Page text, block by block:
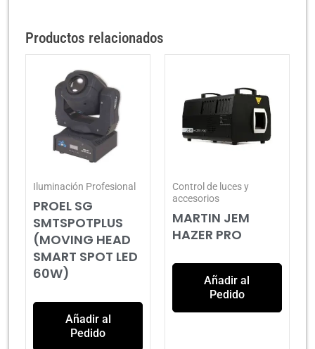
Productos relacionados
Iluminación Profesional
PROEL SG
SMTSPOTPLUS
(MOVING HEAD
SMART SPOT LED
60W)
Añadir al
Pedido
Control de luces y
accesorios
MARTIN JEM
HAZER PRO
Añadir al
Pedido